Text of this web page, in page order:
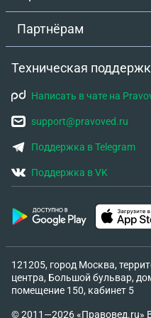
Партнёрам
Техническая
Написать в чате на
support@pravoved.ru
Поддержка в Telegram
Поддержка в VK
121205, город Москва,
центра, Большой бульвар,
помещение 150, кабинет 5
© 2011—2026 «Правовед.ru»